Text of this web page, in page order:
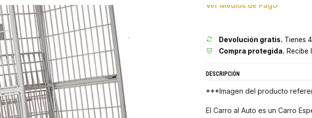
Ver Medios de Pago
Devolución gratis. Tienes
Compra protegida. Recibe
DESCRIPCIÓN
***Imagen del producto
El Carro al Auto es un Carro